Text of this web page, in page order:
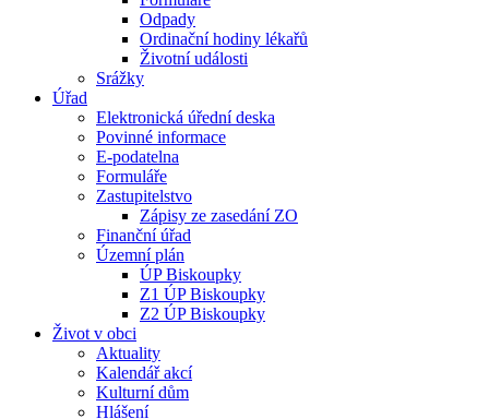
Odpady
Ordinační hodiny lékařů
Životní události
Srážky
Úřad
Elektronická úřední deska
Povinné informace
E-podatelna
Formuláře
Zastupitelstvo
Zápisy ze zasedání ZO
Finanční úřad
Územní plán
ÚP Biskoupky
Z1 ÚP Biskoupky
Z2 ÚP Biskoupky
Život v obci
Aktuality
Kalendář akcí
Kulturní dům
Hlášení